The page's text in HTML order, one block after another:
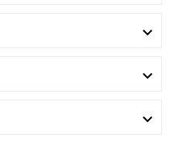


